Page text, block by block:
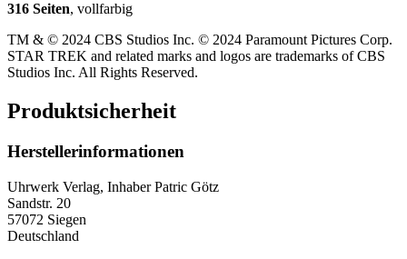
316 Seiten, vollfarbig
TM & © 2024 CBS Studios Inc. © 2024 Paramount Pictures Corp.
STAR TREK and related marks and logos are trademarks of CBS
Studios Inc. All Rights Reserved.
Produktsicherheit
Herstellerinformationen
Uhrwerk Verlag, Inhaber Patric Götz
Sandstr. 20
57072 Siegen
Deutschland